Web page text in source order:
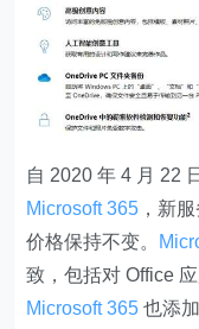
自 2020 年 4 月 22
Microsoft 365 ，新
价格保持不变。
致，包括对 Office
Microsoft 365 也添